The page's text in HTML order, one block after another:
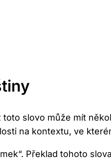
slovo může mít
na kontextu, ve
Překlad tohoto